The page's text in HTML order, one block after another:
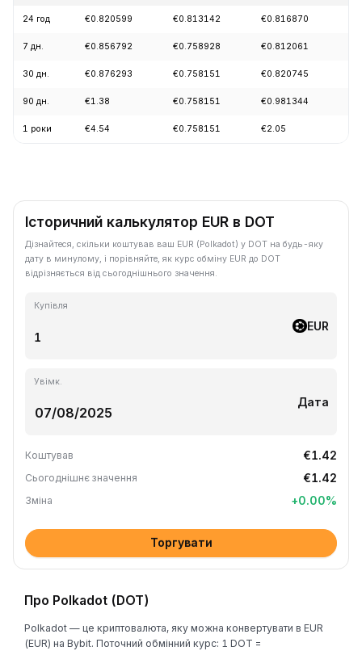
24 год €0.820599 €0.813142 €0.816870
7 дн. €0.856792 €0.758928 €0.812061
30 дн. €0.876293 €0.758151 €0.820745
90 дн. €1.38 €0.758151 €0.981344
1 роки €4.54 €0.758151 €2.05
Історичний калькулятор EUR в DOT
Дізнайтеся, скільки коштував ваш EUR (Polkadot) у DOT на будь-яку
дату в минулому, і порівняйте, як курс обміну EUR до DOT
відрізняється від сьогоднішнього значення.
Купівля
EUR
Увімк.
Дата
Коштував €1.42
Сьогоднішнє значення €1.42
Зміна +0.00%
Торгувати
Про Polkadot (DOT)
Polkadot — це криптовалюта, яку можна конвертувати в EUR
(EUR) на Bybit. Поточний обмінний курс: 1 DOT =